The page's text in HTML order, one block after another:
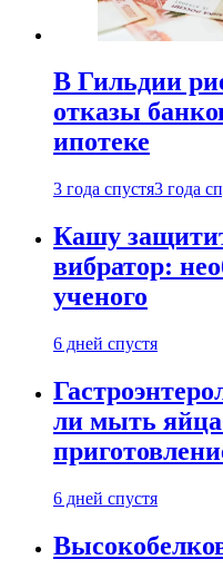
В Гильдии
отказы
ипотеке
3 года спустя3 года
Кашу
вибратор:
ученого
6 дней спустя
ли мыть яйца
6 дней спустя